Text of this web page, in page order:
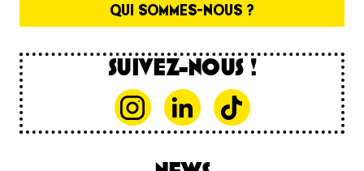
QUI SOMMES-NOUS ?
SUIVEZ-NOUS !